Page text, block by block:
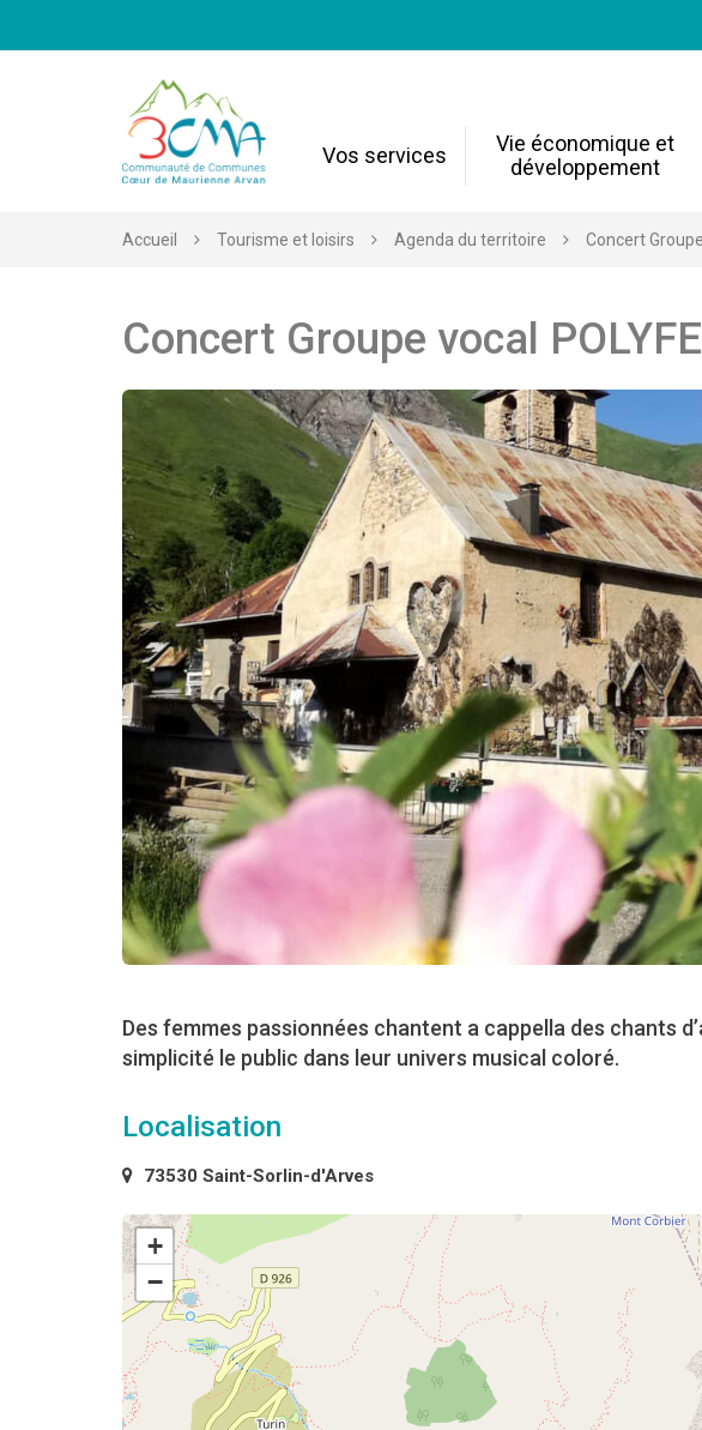
Vos services
Vie économique et
développement
Accueil Tourisme et loisirs Agenda du territoire Concert
Concert Groupe vocal
Des femmes passionnées chantent a cappella des chants
simplicité le public dans leur univers musical coloré.
Localisation
73530 Saint-Sorlin-d'Arves
+
−